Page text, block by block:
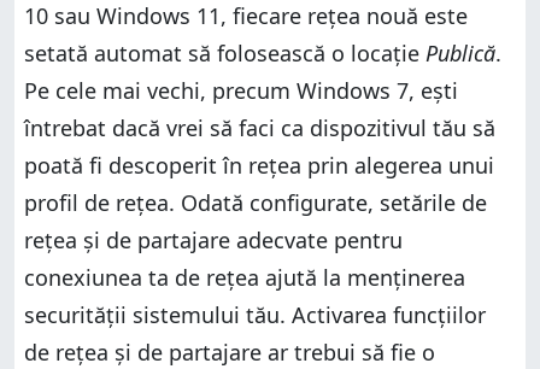
10 sau Windows 11, fiecare rețea nouă este
setată automat să folosească o locație Publică.
Pe cele mai vechi, precum Windows 7, ești
întrebat dacă vrei să faci ca dispozitivul tău să
poată fi descoperit în rețea prin alegerea unui
profil de rețea. Odată configurate, setările de
rețea și de partajare adecvate pentru
conexiunea ta de rețea ajută la menținerea
securității sistemului tău. Activarea funcțiilor
de rețea și de partajare ar trebui să fie o